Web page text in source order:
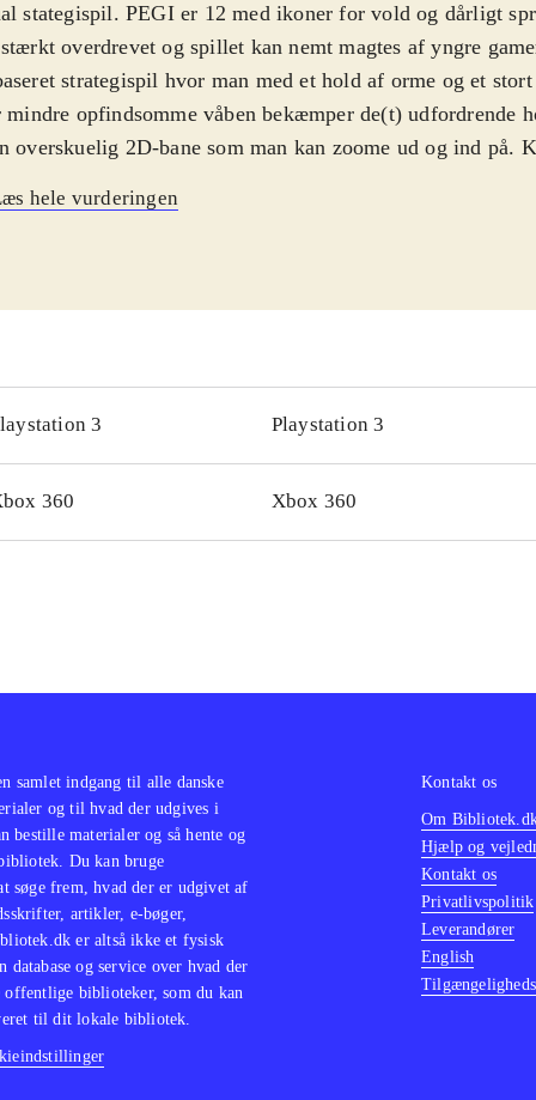
stategispil. PEGI er 12 med ikoner for vold og dårligt
overdrevet og spillet kan nemt magtes af yngre
strategispil hvor man med et hold af orme og et
mindre opfindsomme våben bekæmper de(t) udfordrende
overskuelig 2D-bane som man kan zoome ud og ind på.
og det lyder fjollet, men det kræver alligevel at
fjollesprog), bane etc. Indeholder Worms revolution og
er stort set ens, men Revolution er på engelsk og
Grafikken er fin, især i førstnævnte. Det krævede dog 3
hele vurderingen
3 Playstation 3
360 Xbox 360
samlet indgang til alle danske
og til hvad der udgives i
bestille materialer og så hente og
Du kan bruge
søge frem, hvad der er udgivet af
artikler, e-bøger,
er altså ikke et fysisk
database og service over hvad der
offentlige biblioteker, som du kan
til dit lokale bibliotek.
Kontakt os
Om
Hjælp og
Kontakt os
Privatlivspolitik
Leverandører
English